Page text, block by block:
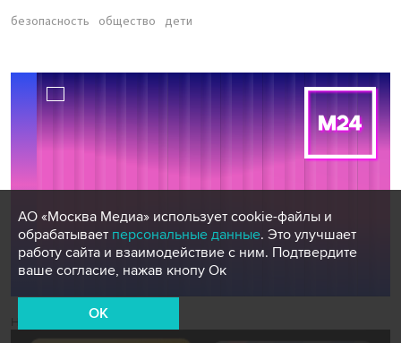
безопасность общество дети
Новости СМИ2
АО «Москва Медиа» использует cookie-файлы и
обрабатывает персональные данные. Это улучшает
работу сайта и взаимодействие с ним. Подтвердите
ваше согласие, нажав кнопу Ок
OK